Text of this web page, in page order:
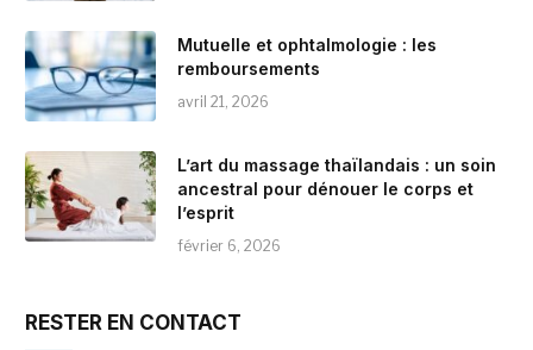
Mutuelle et ophtalmologie : les
remboursements
avril 21, 2026
L’art du massage thaïlandais : un soin
ancestral pour dénouer le corps et
l’esprit
février 6, 2026
RESTER EN CONTACT